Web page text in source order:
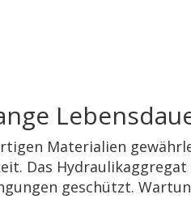
Materialien
Das
geschützt.